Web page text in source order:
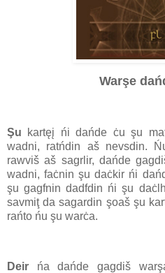
Warşe
Şu kartęį ńi dańde ċu şu
wadni, ratńdin aš nevsdin.
rawviš aš sagrlir, dańde
wadni, faċnin şu daċkir ńi
şu gagfnin dadfdin ńi şu
savmiţ da sagardin şoaš şu
rańto ńu şu warċa.
Deir ńa dańde gagdiš